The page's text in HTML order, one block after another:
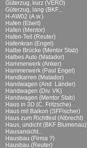
Güterzug, kurz (VERO)
Güterzug, lang (BKF...
H-AW02 (A.w.)
Hafen (Ebert)
Hafen (Mentor)
Hafen-Teil (Reuter)
Hafenkran (Engel)
Halbe Brücke (Mentor Stab)
Halbes Auto (Matador)
Hammerwerk (Anker)
Hammerwerk (Paul Engel)
Handkarren (Matador)
Handwagen (And. Länder)
Handwagen (Div. VK)
Handwagen (Mentor Stab)
Haus in 3D (C. Fritzsche)
Haus mit Balkon (SFFischer)
Haus zum Richtfest (Albrecht)
Haus, undicht (BKF Blumenau)
Hausansicht...
Hausbau (Firma ?)
Hausbau (Reuter)